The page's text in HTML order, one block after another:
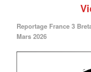
Reportage France 3
Mars 2026